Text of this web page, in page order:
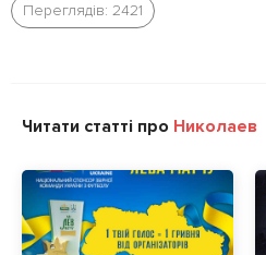
Переглядів: 2421
Читати статті про Николаев